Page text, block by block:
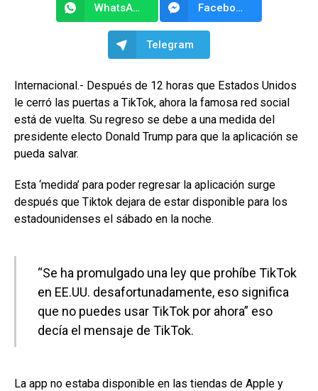
WhatsApp Facebook Messenger
Telegram
Internacional.- Después de 12 horas que Estados Unidos
le cerró las puertas a TikTok, ahora la famosa red social
está de vuelta. Su regreso se debe a una medida del
presidente electo Donald Trump para que la aplicación se
pueda salvar.
Esta ‘medida’ para poder regresar la aplicación surge
después que Tiktok dejara de estar disponible para los
estadounidenses el sábado en la noche.
“Se ha promulgado una ley que prohíbe TikTok
en EE.UU. desafortunadamente, eso significa
que no puedes usar TikTok por ahora” eso
decía el mensaje de TikTok.
La app no estaba disponible en las tiendas de Apple y